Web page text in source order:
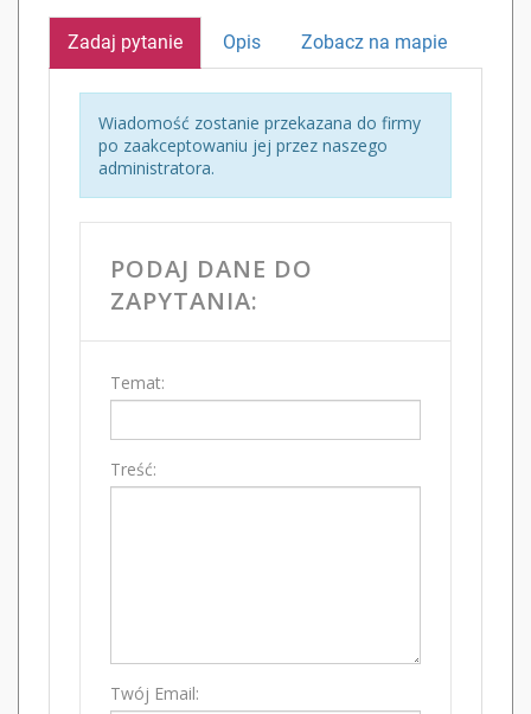
Zadaj pytanie Opis Zobacz na mapie
Wiadomość zostanie przekazana do firmy
po zaakceptowaniu jej przez naszego
administratora.
PODAJ DANE DO
ZAPYTANIA:
Temat:
Treść:
Twój Email: